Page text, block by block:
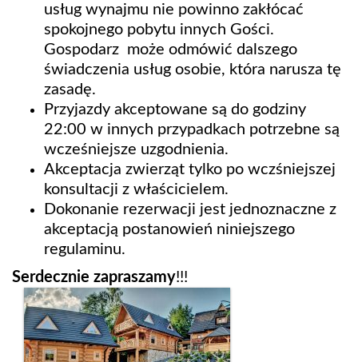
usług wynajmu nie powinno zakłócać
spokojnego pobytu innych Gości.
Gospodarz może odmówić dalszego
świadczenia usług osobie, która narusza tę
zasadę.
Przyjazdy akceptowane są do godziny
22:00 w innych przypadkach potrzebne są
wcześniejsze uzgodnienia.
Akceptacja zwierząt tylko po wczśniejszej
konsultacji z właścicielem.
Dokonanie rezerwacji jest jednoznaczne z
akceptacją postanowień niniejszego
regulaminu.
Serdecznie zapraszamy!!!